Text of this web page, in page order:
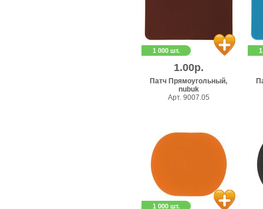
1 000 шт.
1.00р.
Патч Прямоугольный,
nubuk
Арт. 9007.05
1 000 шт.